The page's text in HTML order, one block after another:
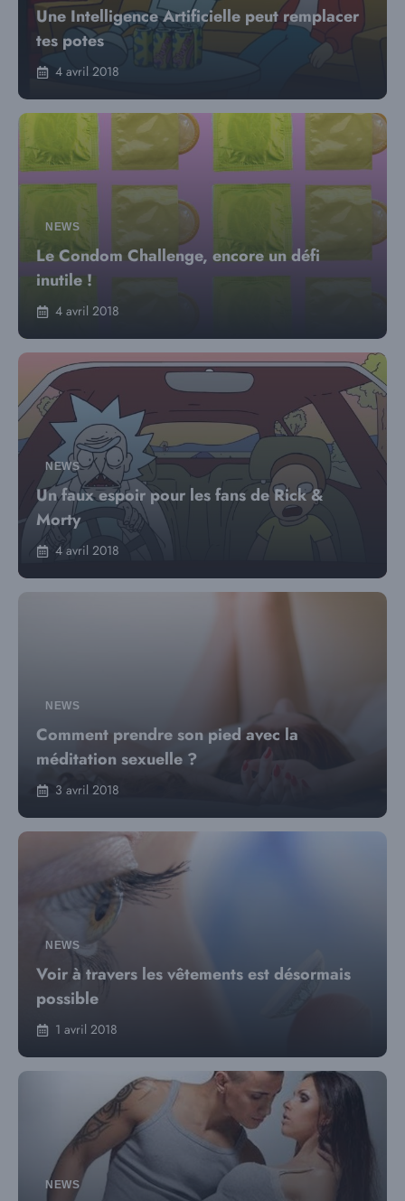
Une Intelligence Artificielle peut remplacer
tes potes
4 avril 2018
NEWS
Le Condom Challenge, encore un défi
inutile !
4 avril 2018
NEWS
Un faux espoir pour les fans de Rick &
Morty
4 avril 2018
NEWS
Comment prendre son pied avec la
méditation sexuelle ?
3 avril 2018
NEWS
Voir à travers les vêtements est désormais
possible
1 avril 2018
NEWS